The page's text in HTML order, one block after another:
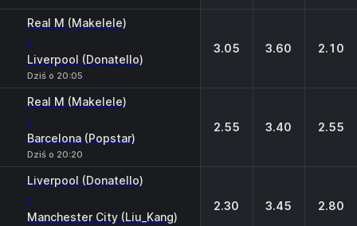
Real M (Makelele)
-
Liverpool (Donatello)
Dziś o 20:05
3.05 3.60 2.10
Real M (Makelele)
-
Barcelona (Popstar)
Dziś o 20:20
2.55 3.40 2.55
Liverpool (Donatello)
-
Manchester City (Liu_Kang)
2.30 3.45 2.80